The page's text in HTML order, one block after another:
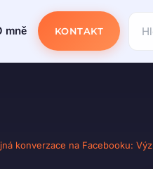
mně KONTAKT
konverzace na Facebooku: